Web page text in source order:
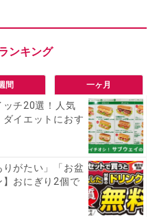
間 一ヶ月
ッチ20選！人気
ダイエットにおす
りがたい」「お盆
おにぎり2個で